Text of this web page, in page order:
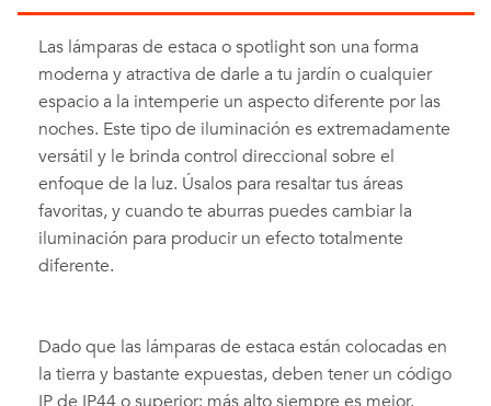
Las lámparas de estaca o spotlight son una forma
moderna y atractiva de darle a tu jardín o cualquier
espacio a la intemperie un aspecto diferente por las
noches. Este tipo de iluminación es extremadamente
versátil y le brinda control direccional sobre el
enfoque de la luz. Úsalos para resaltar tus áreas
favoritas, y cuando te aburras puedes cambiar la
iluminación para producir un efecto totalmente
diferente.
Dado que las lámparas de estaca están colocadas en
la tierra y bastante expuestas, deben tener un código